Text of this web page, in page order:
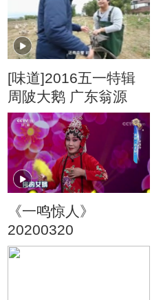
[味道]2016五一特辑
周陂大鹅 广东翁源
《一鸣惊人》
20200320